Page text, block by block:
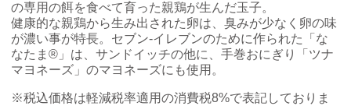
の専用の餌を食べて育った親鶏が生んだ玉子。
健康的な親鶏から生み出された卵は、臭みが少なく卵の味
が濃い事が特長。セブン‐イレブンのために作られた「な
なたま®」は、サンドイッチの他に、手巻おにぎり「ツナ
マヨネーズ」のマヨネーズにも使用。
※税込価格は軽減税率適用の消費税8%で表記しておりま